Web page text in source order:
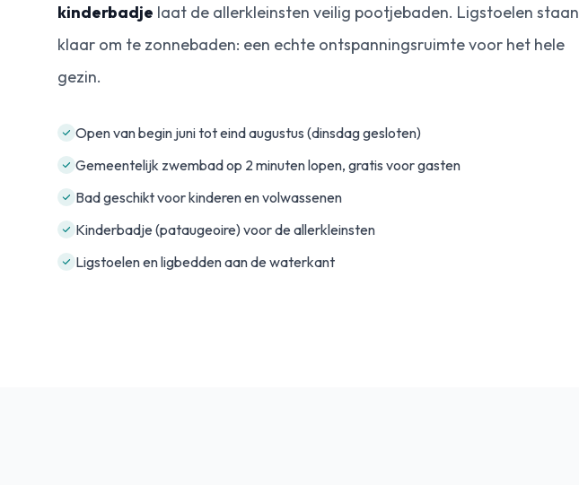
kinderbadje laat de allerkleinsten veilig pootjebaden. Ligstoelen staan
klaar om te zonnebaden: een echte ontspanningsruimte voor het hele
gezin.
Open van begin juni tot eind augustus (dinsdag gesloten)
Gemeentelijk zwembad op 2 minuten lopen, gratis voor gasten
Bad geschikt voor kinderen en volwassenen
Kinderbadje (pataugeoire) voor de allerkleinsten
Ligstoelen en ligbedden aan de waterkant